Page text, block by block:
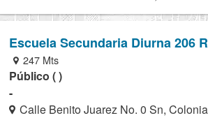
Escuela Secundaria Diurna 206
247 Mts
Público ( )
-
Calle Benito Juarez No. 0 Sn,